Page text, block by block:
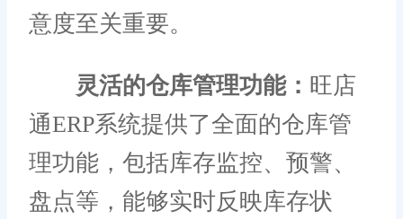
意度至关重要。
灵活的仓库管理功能： 旺店
通ERP系统提供了全面的仓库管
理功能，包括库存监控、预警、
盘点等，能够实时反映库存状